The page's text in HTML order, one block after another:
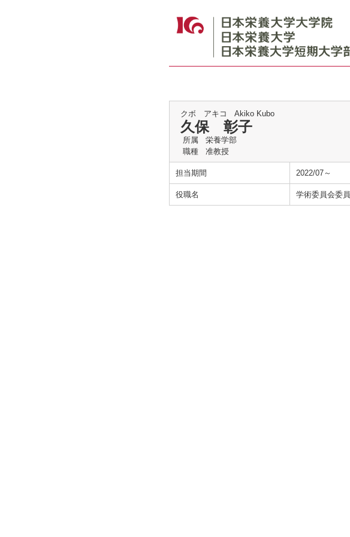
クボ アキコ Akiko Kubo
久保 彰子
所属
栄養学部
職種
准教授
担当期間 2022/07～
役職名 学術委員会委員